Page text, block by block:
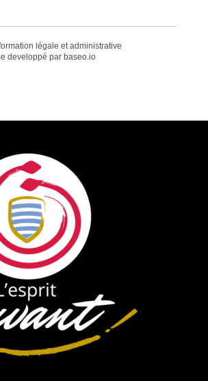
légale et administrative
developpé par baseo.io